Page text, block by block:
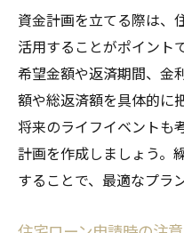
資金計画を立てる際は、
活用することがポイント
希望金額や返済期間、金
額や総返済額を具体的に
将来のライフイベントも
計画を作成しましょう。
することで、最適なプラ